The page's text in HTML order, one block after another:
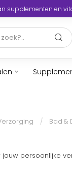
supplementen en
/ Bad &
persoonlijke